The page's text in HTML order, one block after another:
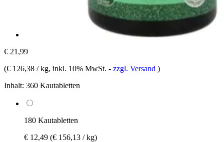
€ 21,99
(€ 126,38 / kg, inkl. 10% MwSt. - zzgl. Versand )
Inhalt: 360 Kautabletten
180 Kautabletten
€ 12,49 (€ 156,13 / kg)